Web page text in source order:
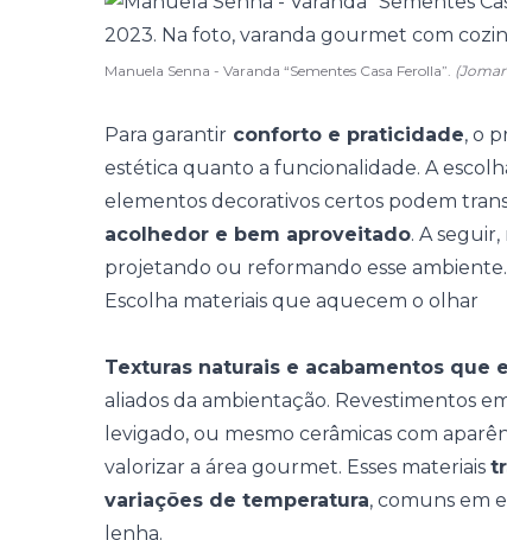
Manuela Senna - Varanda “Sementes Casa Ferolla”.
Para garantir conforto e praticidade, o
estética quanto a funcionalidade. A
elementos decorativos certos podem
acolhedor e bem aproveitado. A
projetando ou reformando esse ambiente.
Escolha materiais que aquecem o olhar
Texturas naturais e acabamentos que
aliados da ambientação. Revestimentos
levigado, ou mesmo cerâmicas com
valorizar a área gourmet. Esses materiais
variações de temperatura, comuns em
lenha.